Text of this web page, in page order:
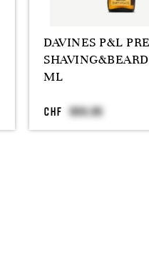
DAVINES P&L
ML
CHF